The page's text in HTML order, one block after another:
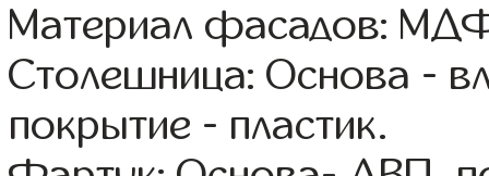
Материал фасадов:
Столешница: Основа -
покрытие - пластик.